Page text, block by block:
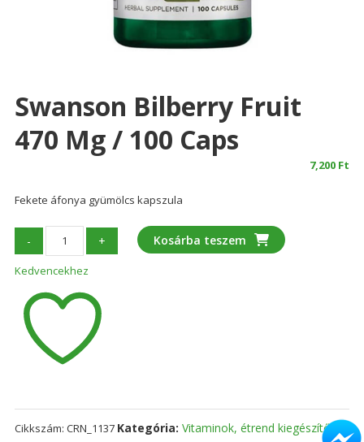
Swanson Bilberry Fruit
470 Mg / 100 Caps
7,200 Ft
Fekete áfonya gyümölcs kapszula
-
Swanson
Bilberry
Fruit
470
mg
100
caps
+ Kosárba teszem
Kedvencekhez
Cikkszám: CRN_1137 Kategória: Vitaminok, étrend kiegészítők